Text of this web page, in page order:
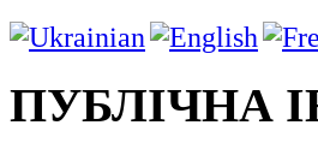
ПУБЛІЧНА